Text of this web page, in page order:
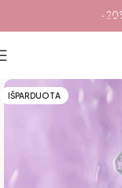
Pereiti prie -
IŠPARDUOTA